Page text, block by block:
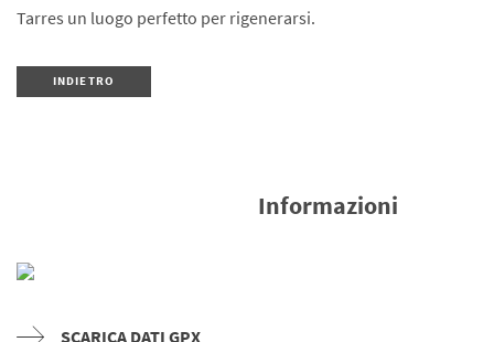
Tarres un luogo perfetto per rigenerarsi.
INDIETRO
Informazioni
SCARICA DATI GPX